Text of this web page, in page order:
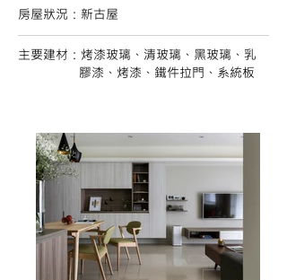
房屋狀況：新古屋
主要建材：烤漆玻璃、清玻璃、黑玻璃、乳
膠漆、烤漆、鐵件拉門、系統板